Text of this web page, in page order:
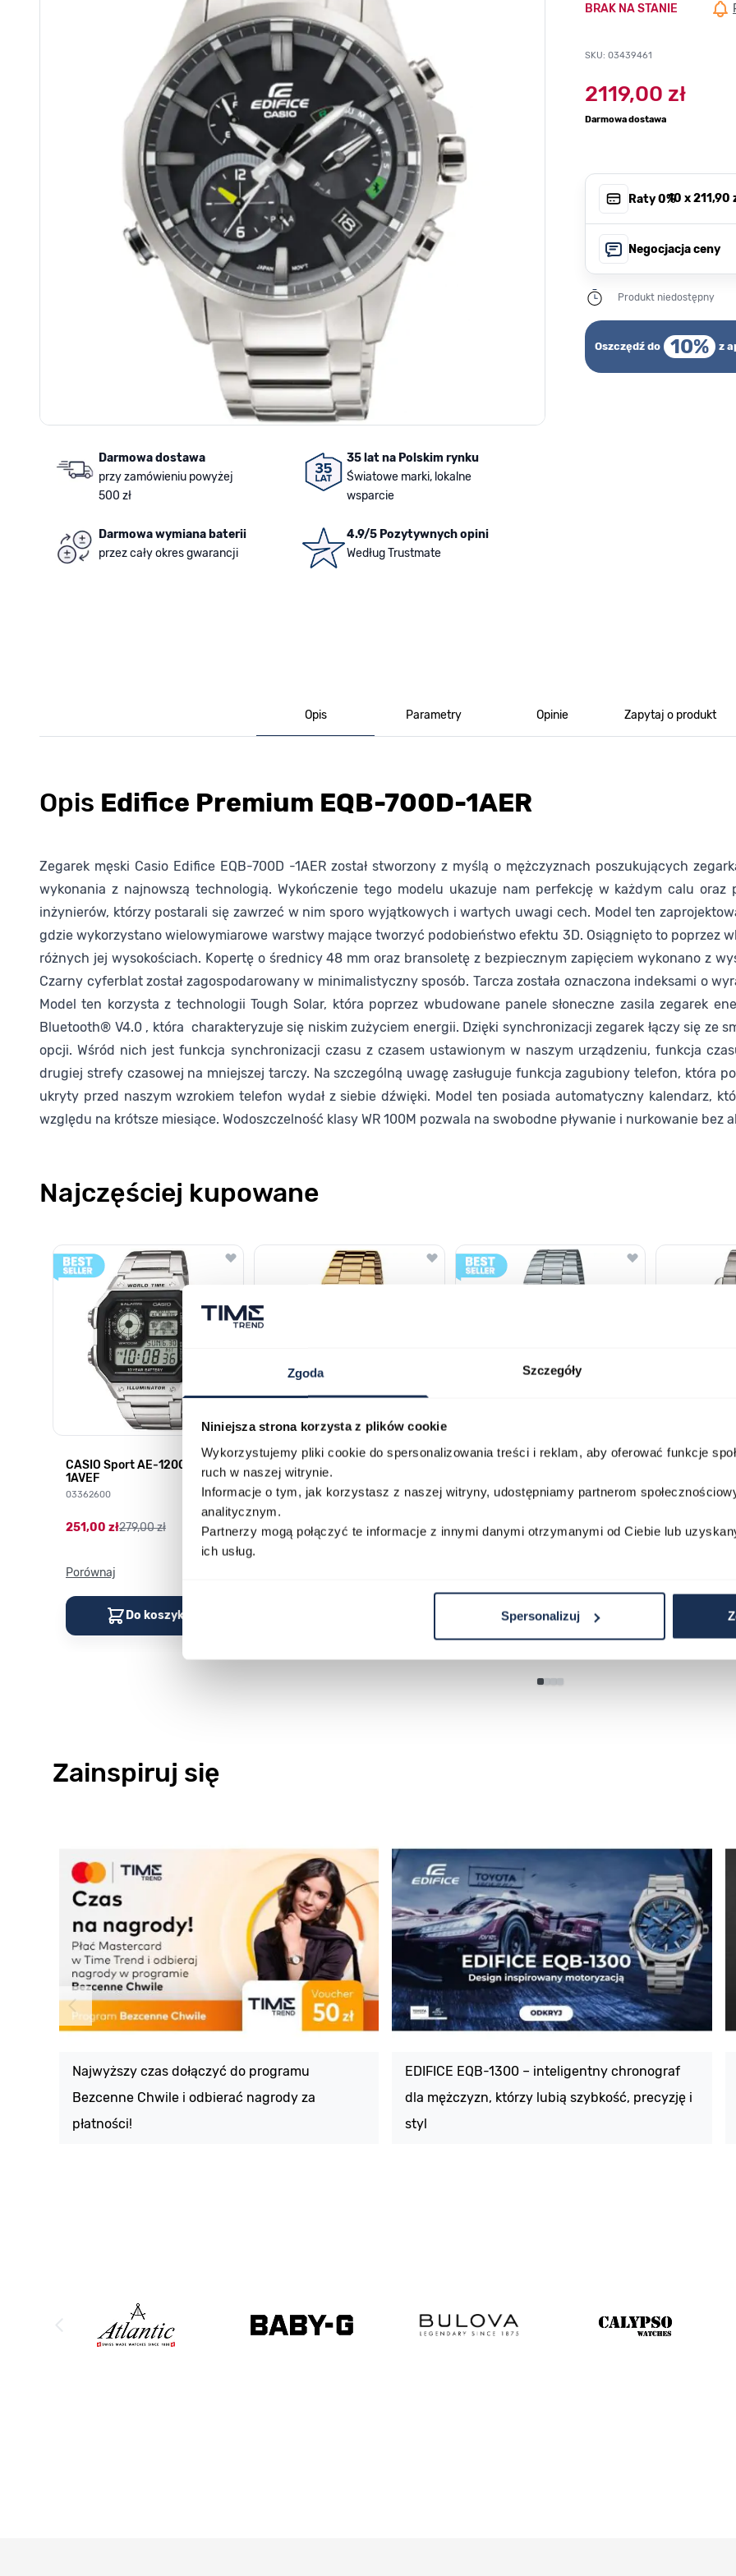
Zgoda Szczegóły
Niniejsza strona korzysta z plików cookie
Wykorzystujemy pliki cookie do spersonalizowania treści i reklam, aby oferować funkcje
ruch w naszej witrynie.
Informacje o tym, jak korzystasz z naszej witryny, udostępniamy partnerom
analitycznym.
Partnerzy mogą połączyć te informacje z innymi danymi otrzymanymi od Ciebie lub
ich usług.
Spersonalizuj
Darmowa dostawa
przy zamówieniu powyżej
500 zł
35 lat na Polskim rynku
Światowe marki, lokalne
wsparcie
Darmowa wymiana baterii
przez cały okres gwarancji
4.9/5 Pozytywnych opini
Według Trustmate
BRAK NA STANIE
SKU: 03439461
2119,00 zł
Darmowa dostawa
Raty 0%, 10 x211,90
Negocjacja ceny
Produkt niedostępny
Oszczędź do 10% z
Opis Parametry Opinie Zapytaj o produkt
Opis Edifice Premium EQB-700D-1AER
Zegarek męski Casio Edifice EQB-700D -1AER został stworzony z myślą o mężczyznach poszukujących
wykonania z najnowszą technologią. Wykończenie tego modelu ukazuje nam perfekcję w każdym calu oraz
inżynierów, którzy postarali się zawrzeć w nim sporo wyjątkowych i wartych uwagi cech. Model ten
gdzie wykorzystano wielowymiarowe warstwy mające tworzyć podobieństwo efektu 3D. Osiągnięto to poprzez
różnych jej wysokościach. Kopertę o średnicy 48 mm oraz bransoletę z bezpiecznym zapięciem wykonano z
Czarny cyferblat został zagospodarowany w minimalistyczny sposób. Tarcza została oznaczona indeksami o
Model ten korzysta z technologii Tough Solar, która poprzez wbudowane panele słoneczne zasila zegarek
Bluetooth® V4.0 , która charakteryzuje się niskim zużyciem energii. Dzięki synchronizacji zegarek łączy się ze
opcji. Wśród nich jest funkcja synchronizacji czasu z czasem ustawionym w naszym urządzeniu, funkcja
drugiej strefy czasowej na mniejszej tarczy. Na szczególną uwagę zasługuje funkcja zagubiony telefon, która
ukryty przed naszym wzrokiem telefon wydał z siebie dźwięki. Model ten posiada automatyczny kalendarz,
względu na krótsze miesiące. Wodoszczelność klasy WR 100M pozwala na swobodne pływanie i nurkowanie bez
Najczęściej kupowane
Poruszanie się po elementach karuzeli jest możliwe za pomocą klawisza tabulacji. Możesz pominąć karuzelę lub przejść
Naciśnij, aby pominąć karuzelę
Naciśnij, aby przejść do nawigacji karuzeli
CASIO Sport AE-1200WHD-
1AVEF
03362600
251,00 zł279,00 zł
Porównaj
Do koszyka
Casio Sport AQ-230GA-
9DMQYES
03311457
296,00 zł329,00 zł
Do koszyka
03709069
269,00 zł
Zainspiruj się
Najwyższy czas dołączyć do programu
Bezcenne Chwile i odbierać nagrody za
płatności!
EDIFICE EQB-1300 – inteligentny chronograf
dla mężczyzn, którzy lubią szybkość, precyzję i
styl